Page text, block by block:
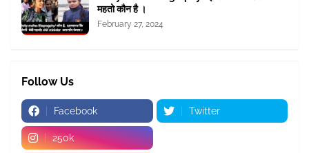
महतो कौन है ।
February 27, 2024
Follow Us
Facebook Twitter
250k